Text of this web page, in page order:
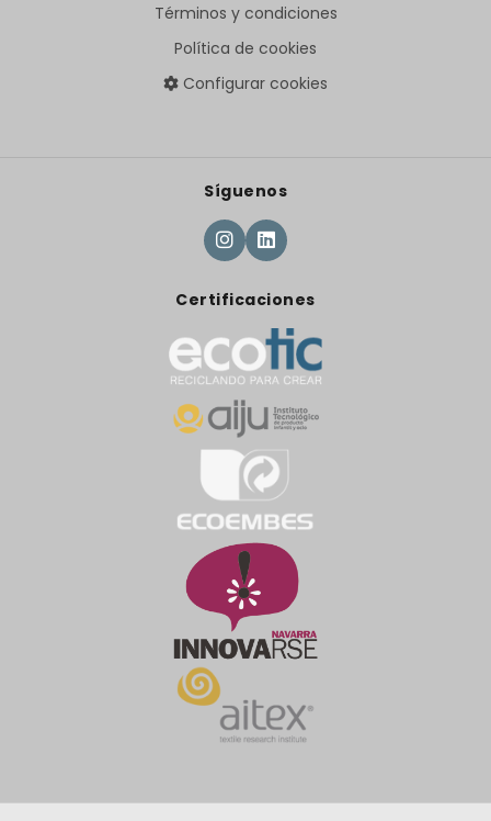
Términos y condiciones
Política de cookies
Configurar cookies
Síguenos
Certificaciones